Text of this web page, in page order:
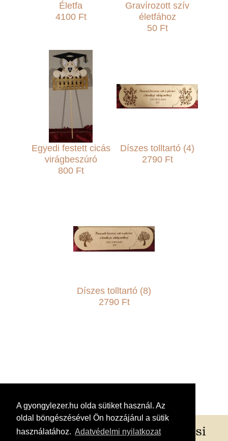
A gyongylezer.hu olda sütiket használ. Az
oldal böngészésével Ön hozzájárul a sütik
használatához. Adatvédelmi nyilatkozat
Életfa
4100 Ft
Gravírozott szív
életfához
50 Ft
Egyedi festett cicás
virágbeszúró
800 Ft
Díszes tolltartó (4)
2790 Ft
Díszes tolltartó (8)
2790 Ft
Rólunk/Szállítási és fizetési